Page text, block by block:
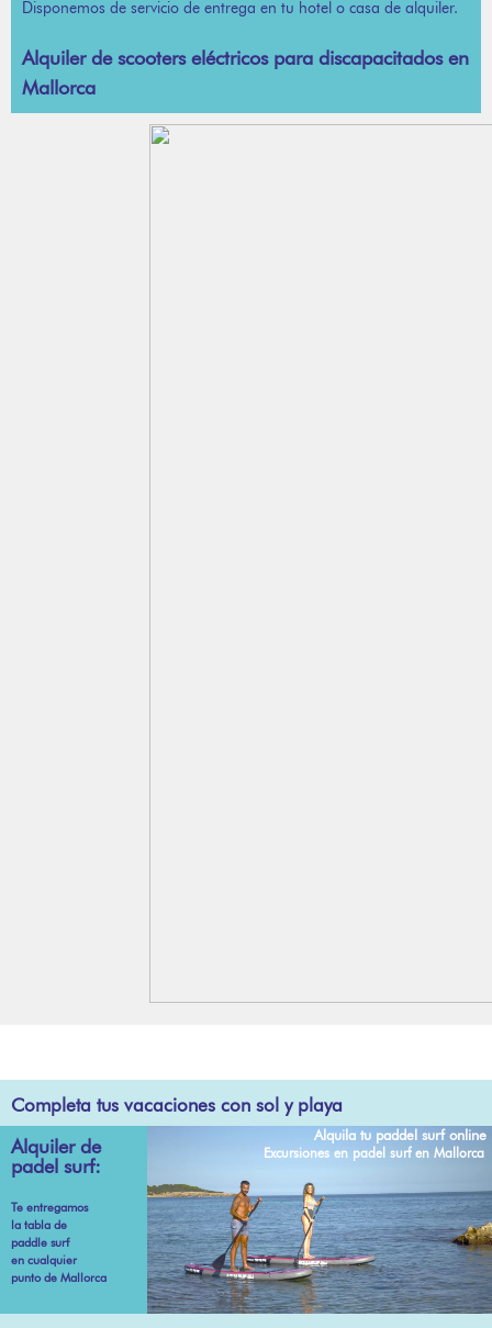
Disponemos de servicio de entrega en tu hotel o casa de alquiler.
Alquiler de scooters eléctricos para discapacitados en
Mallorca
Completa tus vacaciones con sol y playa
Alquiler de
padel surf:
Te entregamos
la tabla de
paddle surf
en cualquier
punto de Mallorca
Excursiones en padel surf en Mallorca
Alquila tu paddel surf online